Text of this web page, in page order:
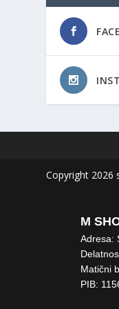
Copyright 2026
M
Adresa:
Matični
PIB: